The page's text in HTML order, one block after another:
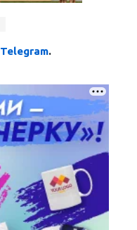
Telegram.